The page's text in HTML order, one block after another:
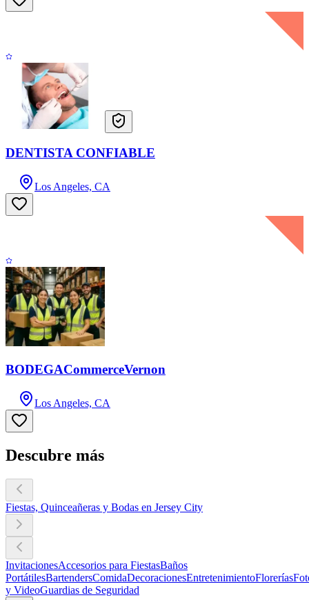
DENTISTA CONFIABLE
Los Angeles, CA
BODEGACommerceVernon
Los Angeles, CA
Descubre más
Fiestas, Quinceañeras y Bodas en Jersey City
InvitacionesAccesorios para FiestasBaños
PortátilesBartendersComidaDecoracionesEntretenimientoFlorerías
y VideoGuardias de Seguridad